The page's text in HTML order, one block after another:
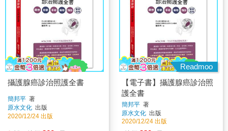
攝護腺癌診治照護全書
簡邦平 著
原水文化 出版
2020/12/24 出版
Readmoo
【電子書】攝護腺癌診治照
護全書
簡邦平 著
原水文化 出版
2020/12/24 出版